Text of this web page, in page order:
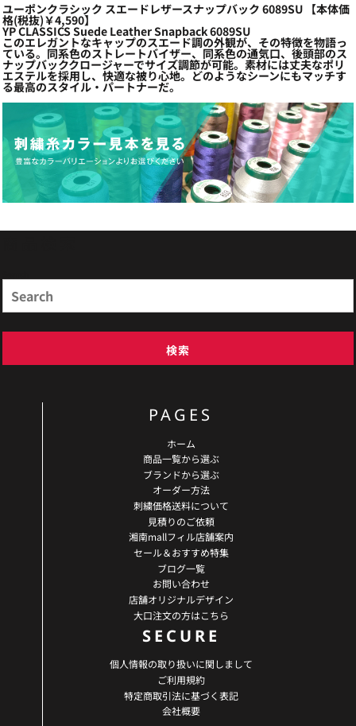
ユーポンクラシック スエードレザースナップバック 6089SU 【本体価
格(税抜)￥4,590】
YP CLASSICS Suede Leather Snapback 6089SU
このエレガントなキャップのスエード調の外観が、その特徴を物語っ
ている。同系色のストレートバイザー、同系色の通気口、後頭部のス
ナップバッククロージャーでサイズ調節が可能。素材には丈夫なポリ
エステルを採用し、快適な被り心地。どのようなシーンにもマッチす
る最高のスタイル・パートナーだ。
検索
PAGES
ホーム
商品一覧から選ぶ
ブランドから選ぶ
オーダー方法
刺繍価格送料について
見積りのご依頼
湘南mallフィル店舗案内
セール＆おすすめ特集
ブログ一覧
お問い合わせ
店舗オリジナルデザイン
大口注文の方はこちら
SECURE
個人情報の取り扱いに関しまして
ご利用規約
特定商取引法に基づく表記
会社概要